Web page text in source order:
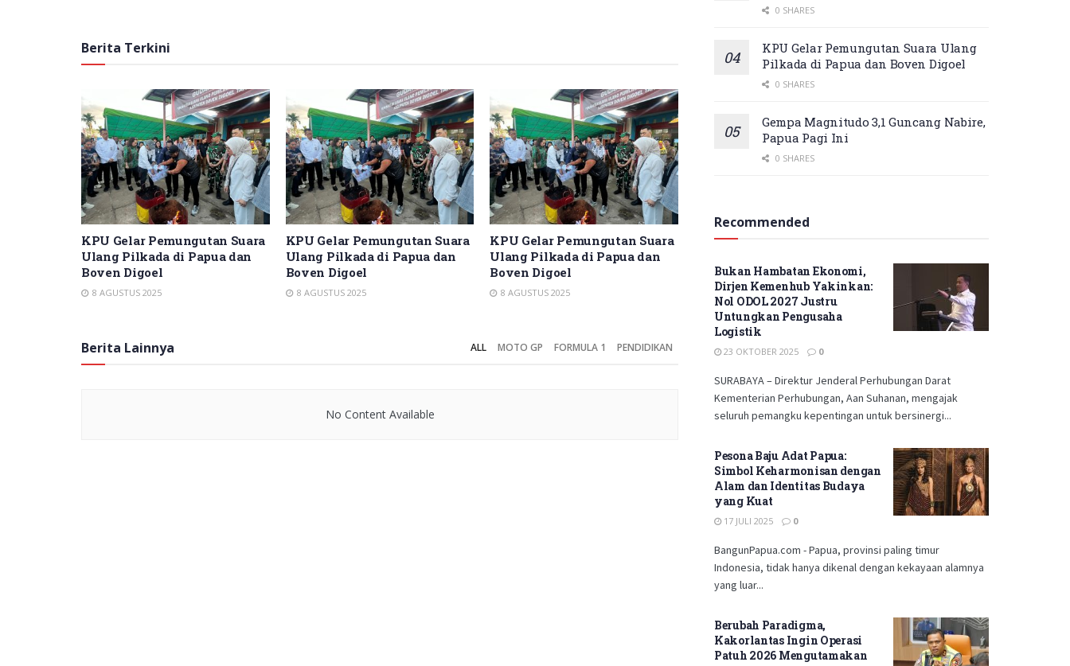
Berita Terkini
KPU Gelar Pemungutan Suara
Ulang Pilkada di Papua dan
Boven Digoel
8 AGUSTUS 2025
KPU Gelar Pemungutan Suara
Ulang Pilkada di Papua dan
Boven Digoel
8 AGUSTUS 2025
KPU Gelar Pemungutan Suara
Ulang Pilkada di Papua dan
Boven Digoel
8 AGUSTUS 2025
KPU Gelar Pemungutan Suara
Boven Digoel
8 AGUSTUS 2025
Berita Lainnya ALL MOTO GP FORMULA 1 PENDIDIKAN
No Content Available
0 SHARES
KPU Gelar Pemungutan Suara Ulang
Pilkada di Papua dan Boven Digoel
0 SHARES
Gempa Magnitudo 3,1 Guncang Nabire,
Papua Pagi Ini
0 SHARES
Recommended
Bukan Hambatan Ekonomi,
Dirjen Kemenhub Yakinkan:
Nol ODOL 2027 Justru
Untungkan Pengusaha
Logistik
23 OKTOBER 2025 0
SURABAYA – Direktur Jenderal Perhubungan Darat
Kementerian Perhubungan, Aan Suhanan, mengajak
seluruh pemangku kepentingan untuk bersinergi...
Pesona Baju Adat Papua:
Simbol Keharmonisan dengan
Alam dan Identitas Budaya
yang Kuat
17 JULI 2025 0
BangunPapua.com - Papua, provinsi paling timur
Indonesia, tidak hanya dikenal dengan kekayaan alamnya
yang luar...
Berubah Paradigma,
Kakorlantas Ingin Operasi
Patuh 2026 Mengutamakan